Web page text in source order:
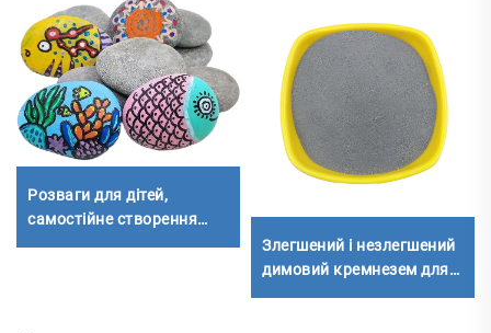
Розваги для дітей,
самостійне створення
Злегшений і незлегшений
димовий кремнезем для